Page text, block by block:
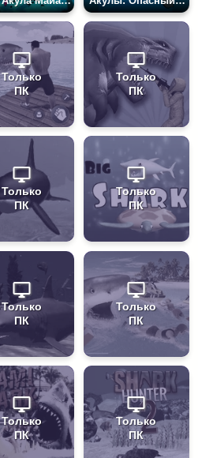
Только
ПК
Только
ПК
Только
ПК
Только
ПК
Только
ПК
Только
ПК
Только
ПК
Только
ПК